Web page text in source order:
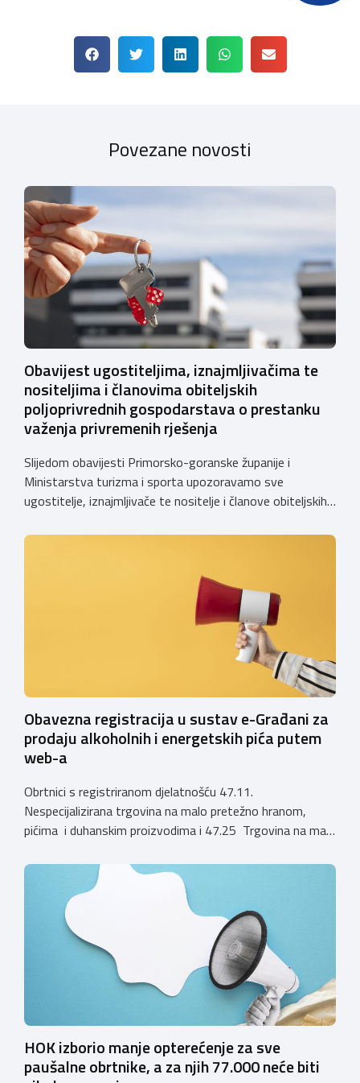
Povezane novosti
Obavijest ugostiteljima, iznajmljivačima te
nositeljima i članovima obiteljskih
poljoprivrednih gospodarstava o prestanku
važenja privremenih rješenja
Slijedom obavijesti Primorsko-goranske županije i
Ministarstva turizma i sporta upozoravamo sve
ugostitelje, iznajmljivače te nositelje i članove obiteljskih
privremenih rješenja izdanih sukladno Zakonu o
1. siječnja 2025. godine više ne mogu podnositi novi
zahtjevi za izdavanje privremenih rješenja, dok već izdana
Obavezna registracija u sustav e-Građani za
prodaju alkoholnih i energetskih pića putem
web-a
Obrtnici s registriranom djelatnošću 47.11.
Nespecijalizirana trgovina na malo pretežno hranom,
pićima i duhanskim proizvodima i 47.25 Trgovina na malo
koja sadrže alkohol i energetska pića dužni su uskladiti
svoje poslovne procese i osigurati tehničko rješenje za
vjerodostojnu provjeru punoljetnosti kupca putem
sustava e-Građani ili putem mobilne […]
HOK izborio manje opterećenje za sve
paušalne obrtnike, a za njih 77.000 neće biti